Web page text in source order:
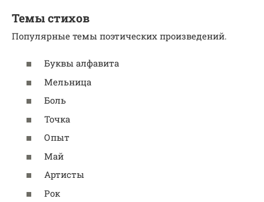
Темы стихов
Популярные темы поэтических произведений.
Буквы алфавита
Мельница
Боль
Точка
Опыт
Май
Артисты
Рок